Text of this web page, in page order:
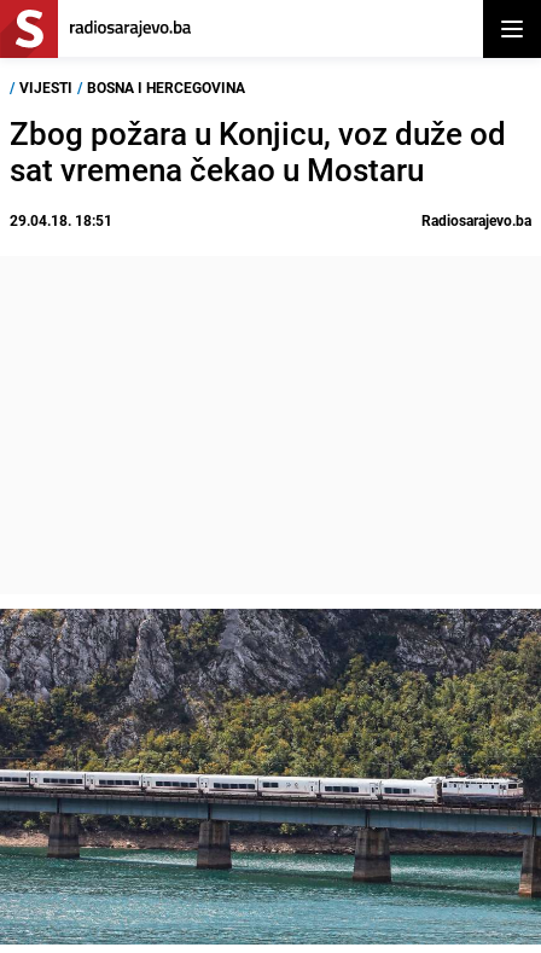
/ VIJESTI / BOSNA I HERCEGOVINA
Zbog požara u Konjicu, voz duže od
sat vremena čekao u Mostaru
29.04.18. 18:51 Radiosarajevo.ba